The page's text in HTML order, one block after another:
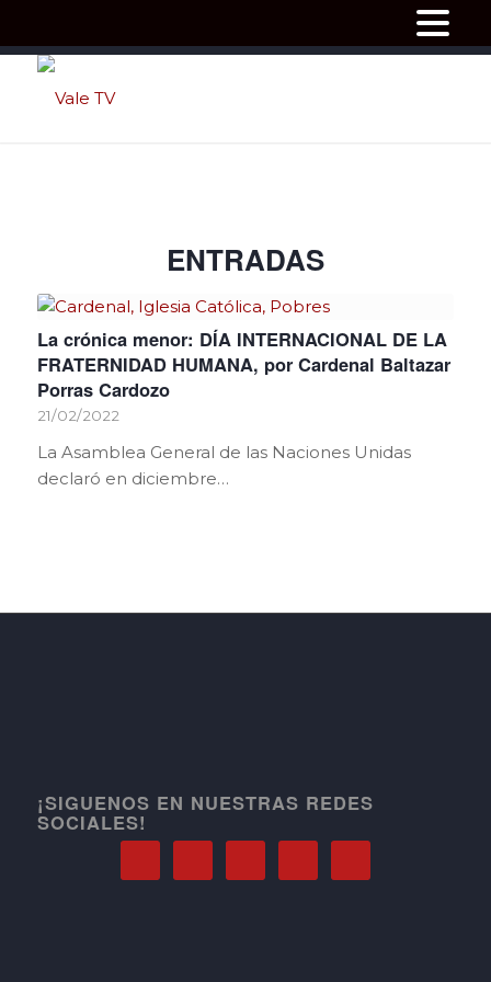
ENTRADAS
La crónica menor: DÍA INTERNACIONAL DE LA
FRATERNIDAD HUMANA, por Cardenal Baltazar
Porras Cardozo
21/02/2022
La Asamblea General de las Naciones Unidas
declaró en diciembre…
¡SIGUENOS EN NUESTRAS REDES
SOCIALES!